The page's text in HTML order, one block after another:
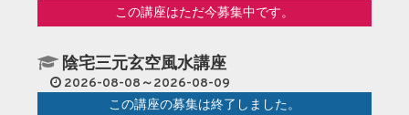
この講座はただ今募集中です。
陰宅三元玄空風水講座
2026-08-08～2026-08-09
この講座の募集は終了しました。